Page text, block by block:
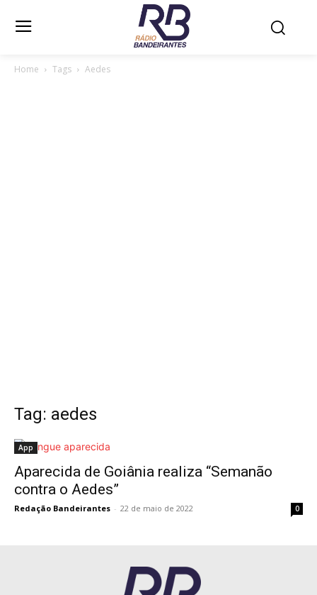
Home Tags Aedes
Tag: aedes
App
Aparecida de Goiânia realiza “Semanão
contra o Aedes”
Redação Bandeirantes - 22 de maio de 2022 0